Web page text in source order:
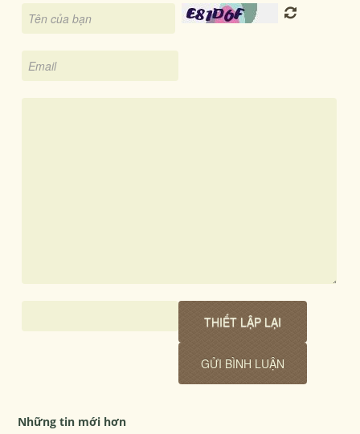
Những tin mới hơn